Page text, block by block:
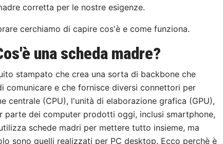
corretta per le nostre esigenze.
cerchiamo di capire cos'è e come funziona.
una scheda madre?
stampato che crea una sorta di backbone che
comunicare e che fornisce diversi connettori per
centrale (CPU), l'unità di elaborazione grafica (GPU),
parte dei computer prodotti oggi, inclusi smartphone,
schede madri per mettere tutto insieme, ma
sono quelli realizzati per PC desktop. Ecco perchè è